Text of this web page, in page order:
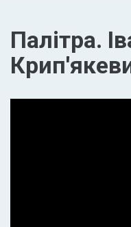
Палітра.